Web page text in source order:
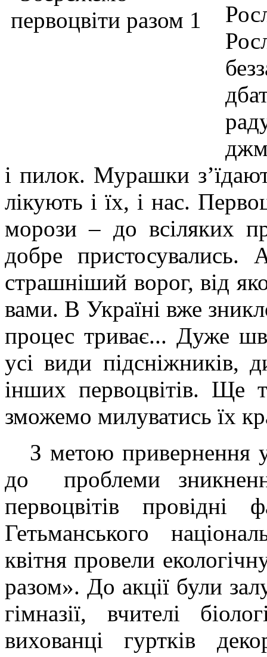
і пилок. Мурашки
лікують і їх, і нас.
морози – до всіляких
добре
страшніший ворог, від
вами. В Україні вже
процес триває... Дуже
усі види підсніжників,
інших первоцвітів. Ще
зможемо милуватись їх
З метою привернення
до проблеми
первоцвітів провідні
Гетьманського
квітня провели
разом». До акції були
гімназії, вчителі
вихованці гуртків